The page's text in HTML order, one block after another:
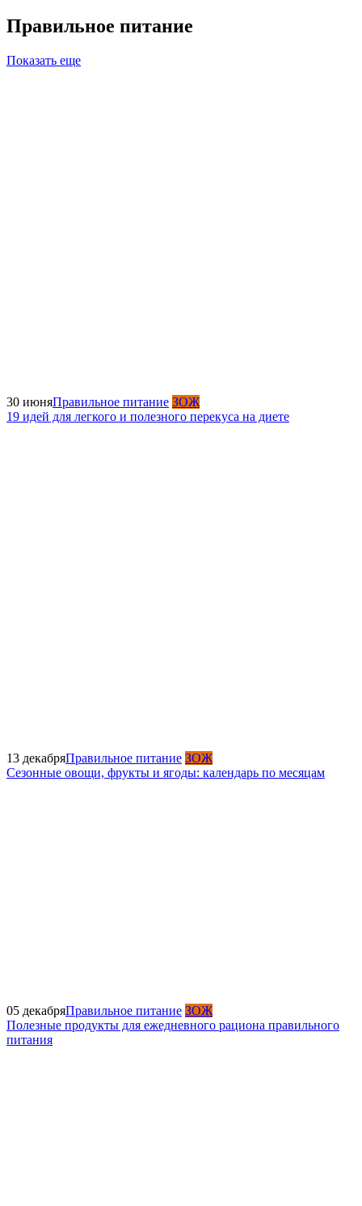
Правильное питание
Показать еще
30 июняПравильное питание ЗОЖ
19 идей для легкого и полезного перекуса на диете
13 декабряПравильное питание ЗОЖ
Сезонные овощи, фрукты и ягоды: календарь по месяцам
05 декабряПравильное питание ЗОЖ
Полезные продукты для ежедневного рациона правильного
питания